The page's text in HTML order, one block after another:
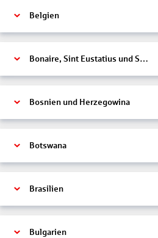
Belgien
Bonaire, Sint Eustatius und Saba
Bosnien und Herzegowina
Botswana
Brasilien
Bulgarien